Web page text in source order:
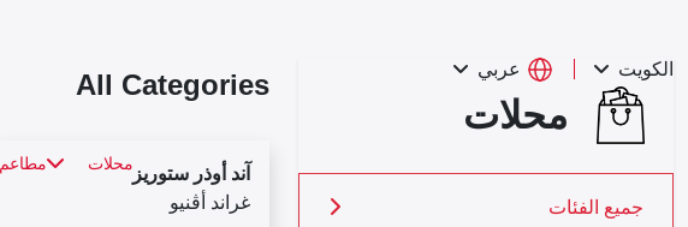
الكويت عربي
محلات مطاعم
محلات
جميع الفئات
All Categories
آند أوذر ستوريز
غراند أڤنيو